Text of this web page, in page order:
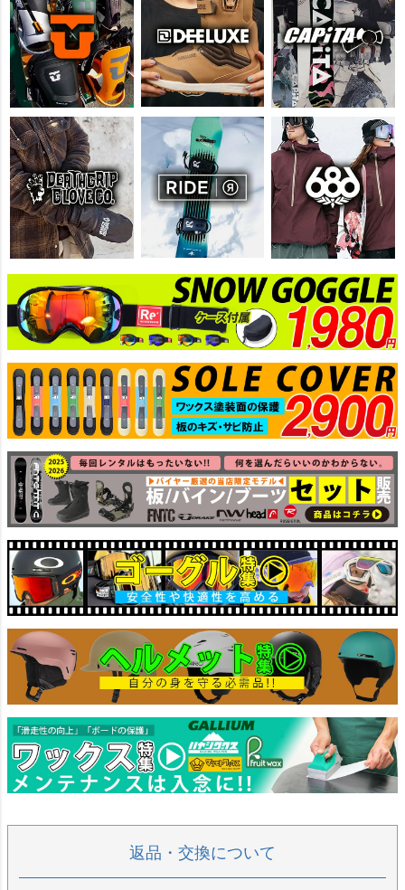
返品・交換について